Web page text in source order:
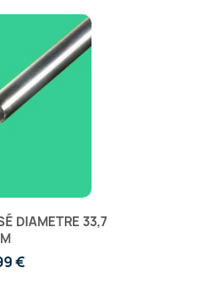
DIAMETRE 33,7
€